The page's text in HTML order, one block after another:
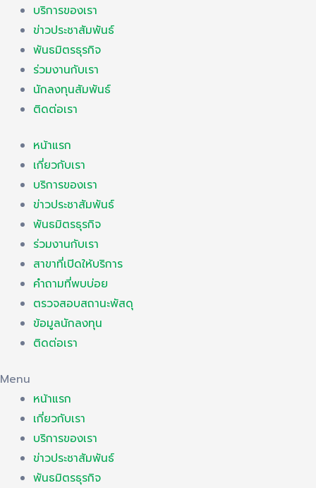
บริการของเรา
ข่าวประชาสัมพันธ์
พันธมิตรธุรกิจ
ร่วมงานกับเรา
นักลงทุนสัมพันธ์
ติดต่อเรา
หน้าแรก
เกี่ยวกับเรา
บริการของเรา
ข่าวประชาสัมพันธ์
พันธมิตรธุรกิจ
ร่วมงานกับเรา
สาขาที่เปิดให้บริการ
คำถามที่พบบ่อย
ตรวจสอบสถานะพัสดุ
ข้อมูลนักลงทุน
ติดต่อเรา
Menu
หน้าแรก
เกี่ยวกับเรา
บริการของเรา
ข่าวประชาสัมพันธ์
พันธมิตรธุรกิจ